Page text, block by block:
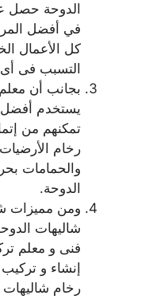
الدوحة حصل
في أفضل
كل الأعمال
التسبب فى
بجانب أن
يستخدم أفضل
تمكنهم من
رخام
والحمامات
الدوحة.
ومن مميزات
شاليهات
فنى و معلم
إنشاء و
رخام شاليهات